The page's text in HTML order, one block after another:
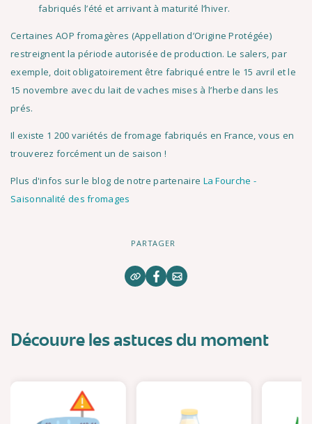
fabriqués l’été et arrivant à maturité l’hiver.
Certaines AOP fromagères (Appellation d’Origine Protégée)
restreignent la période autorisée de production. Le salers, par
exemple, doit obligatoirement être fabriqué entre le 15 avril et le
15 novembre avec du lait de vaches mises à l’herbe dans les
prés.
Il existe 1 200 variétés de fromage fabriqués en France, vous en
trouverez forcément un de saison !
Plus d'infos sur le blog de notre partenaire La Fourche -
Saisonnalité des fromages
PARTAGER
Découvre les astuces du moment